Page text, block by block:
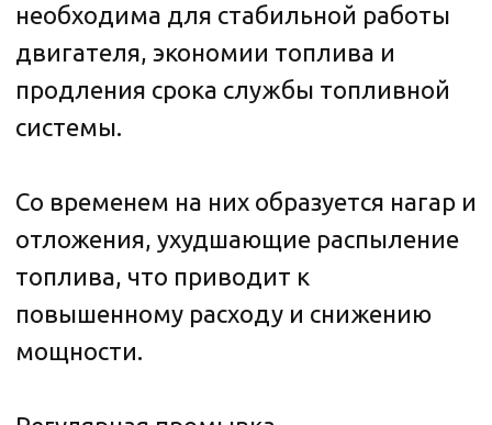
повышенному расходу и снижению
мощности.
Регулярная промывка
двигателя, снижает токсичность
дорогостоящий ремонт.
Рекомендуется проводить чистку
каждые 20–30 тыс. км пробега.